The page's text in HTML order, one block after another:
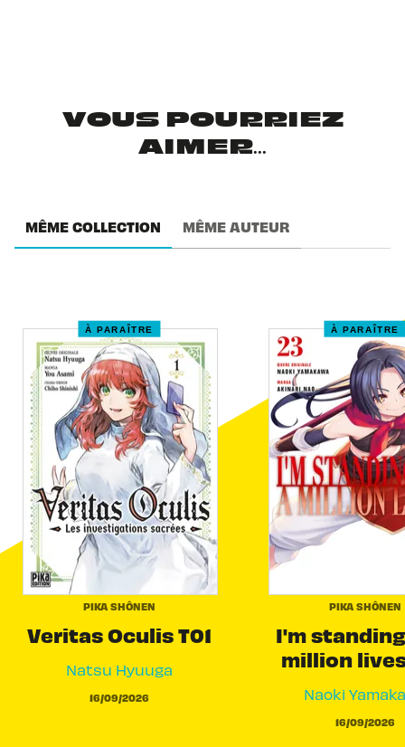
VOUS POURRIEZ
AIMER...
MÊME COLLECTION MÊME AUTEUR
À PARAÎTRE
PIKA SHÔNEN
Veritas Oculis T01
Natsu Hyuuga
16/09/2026
À PARAÎTRE
PIKA SHÔNEN
I'm
million
Naoki
16/09/2026